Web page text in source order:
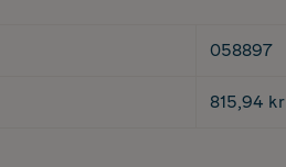
058897
815,94 kr